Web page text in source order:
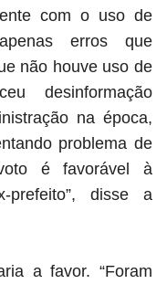
com o uso de
erros que
não houve uso de
desinformação
na época,
problema de
é favorável à
disse a
a favor. “Foram